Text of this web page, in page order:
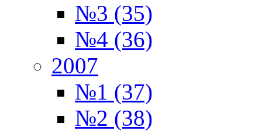
№3 (35)
№4 (36)
2007
№1 (37)
№2 (38)